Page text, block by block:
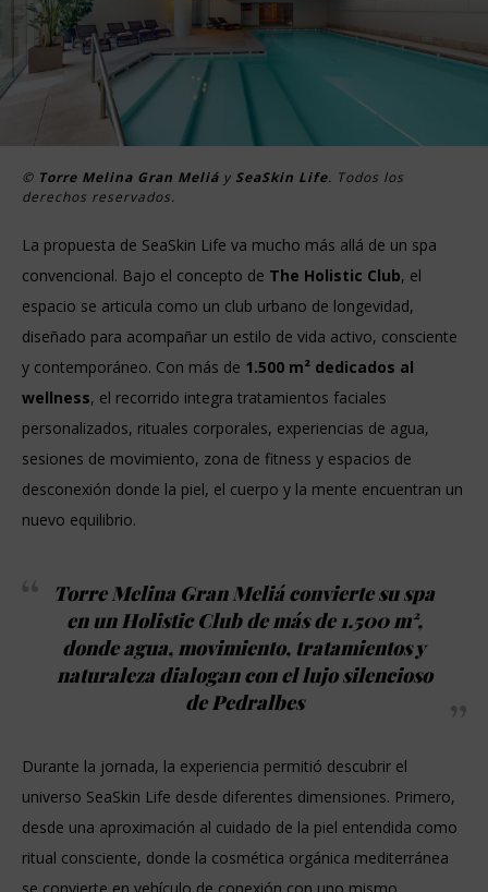
© Torre Melina Gran Meliá y SeaSkin Life. Todos los
derechos reservados.
La propuesta de SeaSkin Life va mucho más allá de un spa
convencional. Bajo el concepto de The Holistic Club, el
espacio se articula como un club urbano de longevidad,
diseñado para acompañar un estilo de vida activo, consciente
y contemporáneo. Con más de 1.500 m² dedicados al
wellness, el recorrido integra tratamientos faciales
personalizados, rituales corporales, experiencias de agua,
sesiones de movimiento, zona de fitness y espacios de
desconexión donde la piel, el cuerpo y la mente encuentran un
nuevo equilibrio.
Torre Melina Gran Meliá convierte su spa
en un Holistic Club de más de 1.500 m²,
donde agua, movimiento, tratamientos y
naturaleza dialogan con el lujo silencioso
de Pedralbes
Durante la jornada, la experiencia permitió descubrir el
universo SeaSkin Life desde diferentes dimensiones. Primero,
desde una aproximación al cuidado de la piel entendida como
ritual consciente, donde la cosmética orgánica mediterránea